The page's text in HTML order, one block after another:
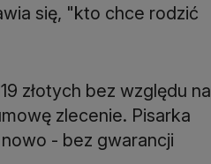
się, "kto chce rodzić
złotych bez względu na
zlecenie. Pisarka
nowo - bez gwarancji